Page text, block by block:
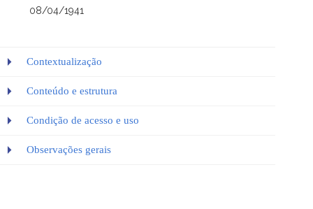
08/04/1941
Contextualização
Conteúdo e estrutura
Condição de acesso e uso
Observações gerais